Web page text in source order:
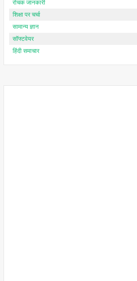
रोचक जानकारी
शिक्षा पर चर्चा
सामान्य ज्ञान
सॉफ्टवेयर
हिंदी समाचार